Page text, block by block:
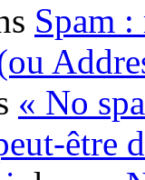
Spam :
« No
être